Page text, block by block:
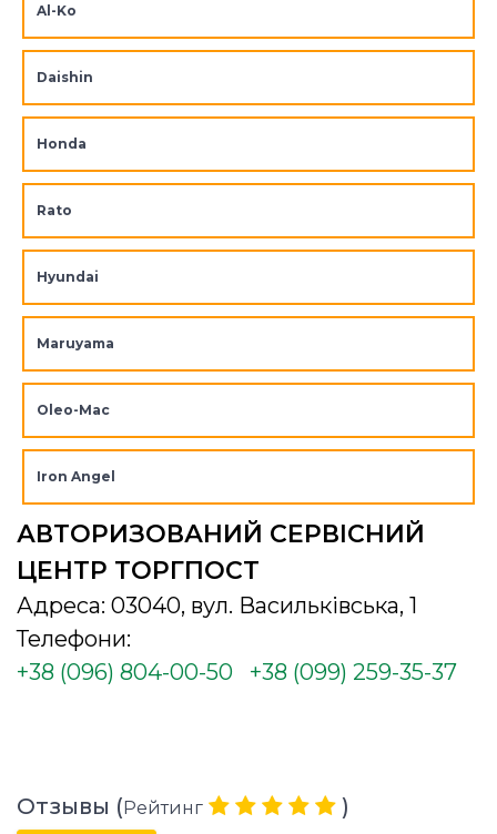
Al-Ko
Daishin
Honda
Rato
Hyundai
Maruyama
Oleo-Mac
Iron Angel
АВТОРИЗОВАНИЙ СЕРВІСНИЙ
ЦЕНТР ТОРГПОСТ
Адреса: 03040, вул. Васильківська, 1
Телефони:
+38 (096) 804-00-50
+38 (099) 259-35-37
Отзывы (Рейтинг )